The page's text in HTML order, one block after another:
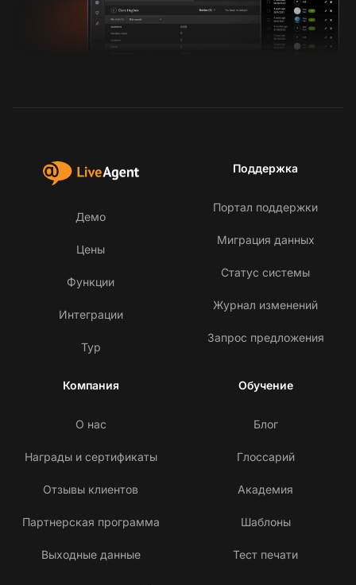
Демо
Цены
Функции
Интеграции
Тур
Поддержка
Портал поддержки
Миграция данных
Статус системы
Журнал изменений
Запрос предложения
Компания
О нас
Награды и сертификаты
Отзывы клиентов
Партнерская программа
Выходные данные
Обучение
Блог
Глоссарий
Академия
Шаблоны
Тест печати